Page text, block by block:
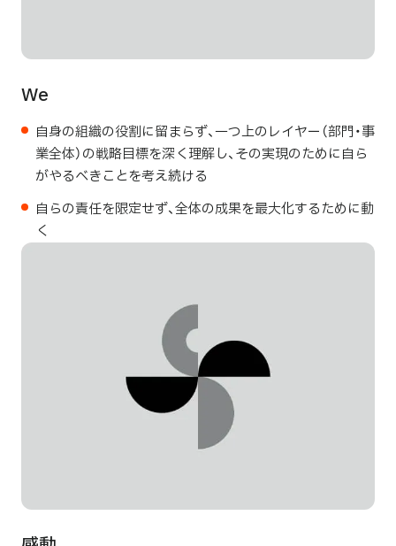
We
自身の組織の役割に留まらず、一つ上のレイヤー（部門・事
業全体）の戦略目標を深く理解し、その実現のために自ら
がやるべきことを考え続ける
自らの責任を限定せず、全体の成果を最大化するために動
く